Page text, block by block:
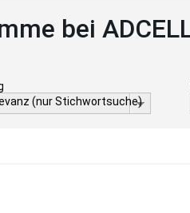
bei
(nur Stichwortsuche)